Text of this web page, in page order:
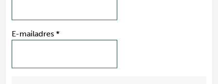
E-mailadres *